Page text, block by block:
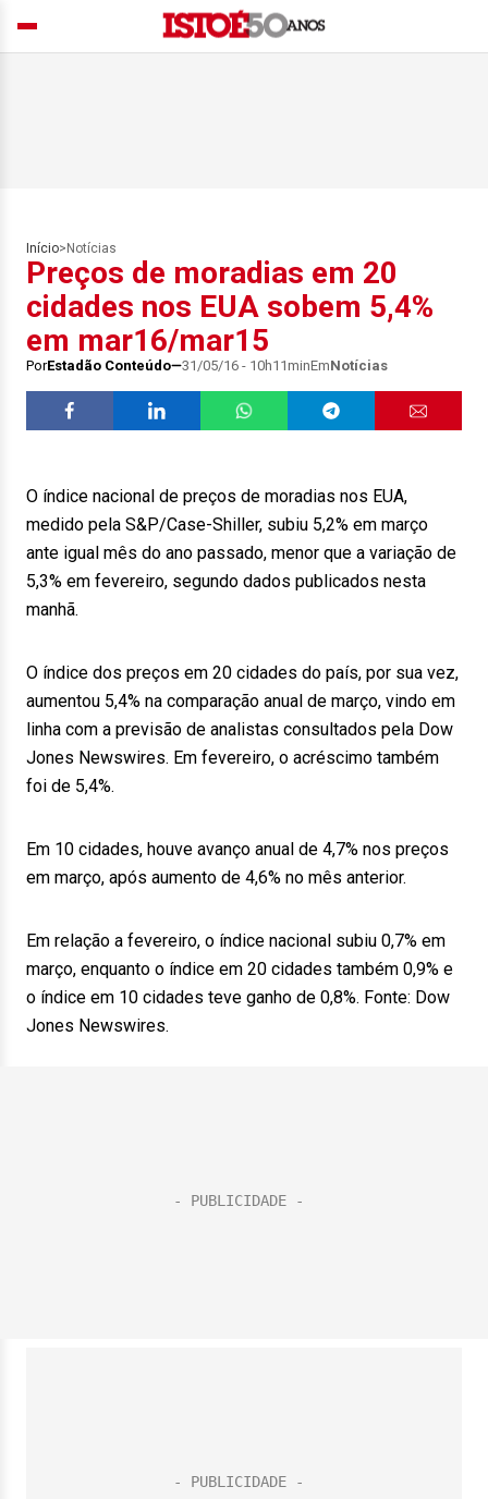
Início> Notícias
Preços de moradias em 20
cidades nos EUA sobem 5,4%
em mar16/mar15
PorEstadão Conteúdo 31/05/16 - 10h11minEmNotícias
O índice nacional de preços de moradias nos EUA,
medido pela S&P/Case-Shiller, subiu 5,2% em março
ante igual mês do ano passado, menor que a variação de
5,3% em fevereiro, segundo dados publicados nesta
manhã.
O índice dos preços em 20 cidades do país, por sua vez,
aumentou 5,4% na comparação anual de março, vindo em
linha com a previsão de analistas consultados pela Dow
Jones Newswires. Em fevereiro, o acréscimo também
foi de 5,4%.
Em 10 cidades, houve avanço anual de 4,7% nos preços
em março, após aumento de 4,6% no mês anterior.
Em relação a fevereiro, o índice nacional subiu 0,7% em
março, enquanto o índice em 20 cidades também 0,9% e
o índice em 10 cidades teve ganho de 0,8%. Fonte: Dow
Jones Newswires.